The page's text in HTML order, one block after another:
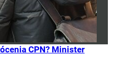
CPN? Minister